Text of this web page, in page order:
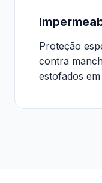
Proteção
contra
estofados